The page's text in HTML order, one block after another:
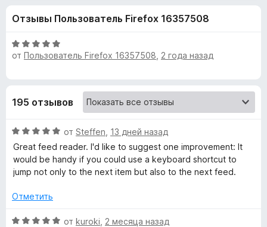
е
а
e
o
а
«
B
r
i
e
f
2
з
5
Отзывы Пользователь Firefox 16357508
О
ц
н
н
а
5
и
5
от Пользователь Firefox 16357508 2 года назад
195 отзывов
О
ц
е
н
н
н
от Steffen 13 дней назад
Great feed reader. I'd like to suggest one improvement: It
would be handy if you could use a keyboard shortcut to
jump not only to the next item but also to the next feed.
Отметить
О
от kuroki 2 месяца назад